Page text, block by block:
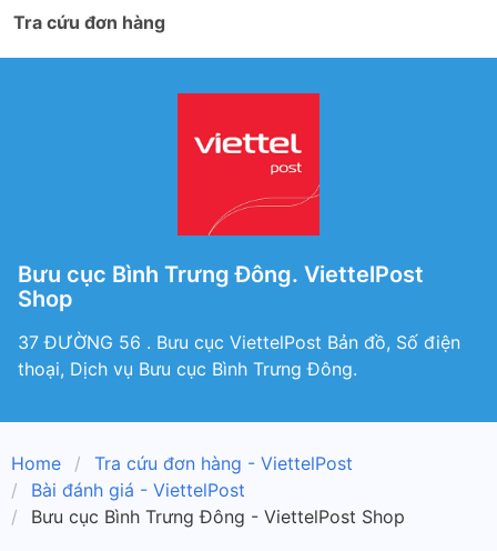
Tra cứu đơn hàng
Bưu cục Bình Trưng Đông. ViettelPost
Shop
37 ĐƯỜNG 56 . Bưu cục ViettelPost Bản đồ, Số điện
thoại, Dịch vụ Bưu cục Bình Trưng Đông.
Home
Tra cứu đơn hàng - ViettelPost
Bài đánh giá - ViettelPost
Bưu cục Bình Trưng Đông - ViettelPost Shop